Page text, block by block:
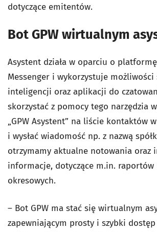
dotyczące emitentów.
Bot GPW wirtualnym
Asystent działa w oparciu o
Messenger i wykorzystuje możliwości
inteligencji oraz aplikacji do
skorzystać z pomocy tego narzędzia
„GPW Asystent” na liście kontaktów
i wysłać wiadomość np. z nazwą
otrzymamy aktualne notowania oraz
informacje, dotyczące m.in. raportów
okresowych.
– Bot GPW ma stać się wirtualnym
zapewniającym prosty i szybki